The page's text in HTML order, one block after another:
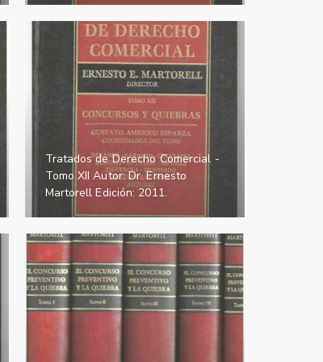
Tratados de Derecho Comercial -
Tomo XII Autor: Dr. Ernesto
Martorell Edición: 2011.